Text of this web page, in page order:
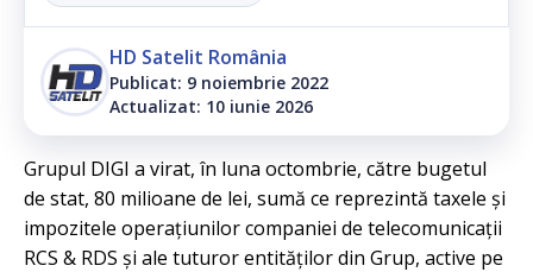
HD Satelit România
Publicat: 9 noiembrie 2022
Actualizat: 10 iunie 2026
Grupul DIGI a virat, în luna octombrie, către bugetul
de stat, 80 milioane de lei, sumă ce reprezintă taxele și
impozitele operațiunilor companiei de telecomunicații
RCS & RDS și ale tuturor entităților din Grup, active pe